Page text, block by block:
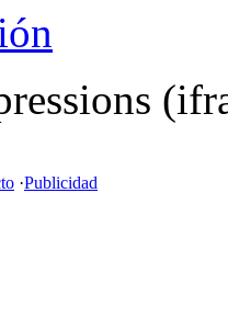
·Publicidad